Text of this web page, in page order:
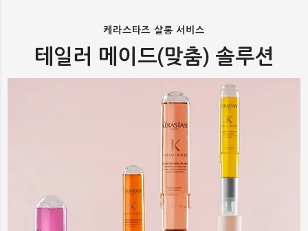
케라스타즈 살롱 서비스
테일러 메이드(맞춤) 솔루션